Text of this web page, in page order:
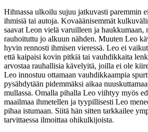
Hihnassa ulkoilu sujuu jatkuvasti paremmin
ihmisiä tai autoja. Kovaäänisemmät
saavat Leon vielä varuilleen ja haukkumaan,
rauhoituttu jo alkuun nähden. Muuten Leo
hyvin rennosti ihmisen vieressä. Leo ei
että kaipaisi kovin pitkiä tai vauhdikkaita
arvostaa rauhallisia kävelyitä, joilla ei ole
Leo innostuu ottamaan vauhdikkaampia
pysähdytään pidemmäksi aikaa
mullassa. Omalla pihalla Leo viihtyy myös
maailmaa ihmetellen ja tyypillisesti Leo
pihaa istumaan. Siitä hän sitten tarkkailee
tarvittaessa ilmoittaa ohikulkijoista.